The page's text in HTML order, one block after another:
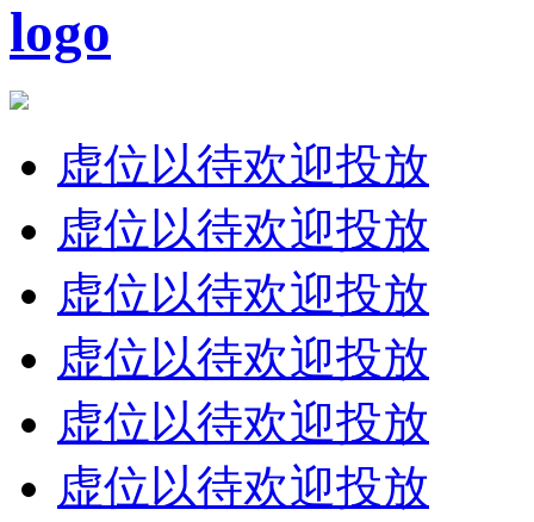
logo
虚位以待欢迎投放
虚位以待欢迎投放
虚位以待欢迎投放
虚位以待欢迎投放
虚位以待欢迎投放
虚位以待欢迎投放